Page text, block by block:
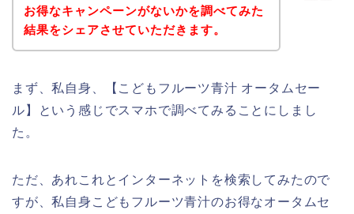
お得なキャンペーンがないかを調べてみた
結果をシェアさせていただきます。
まず、私自身、【こどもフルーツ青汁 オータムセー
ル】という感じでスマホで調べてみることにしまし
た。
ただ、あれこれとインターネットを検索してみたので
すが、私自身こどもフルーツ青汁のお得なオータムセ